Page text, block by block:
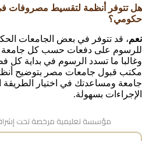
هل تتوفر أنظمة لتقسيط
حكومي؟
نعم، قد تتوفر في بعض الجامعات
للرسوم على دفعات حسب كل
وغالبا ما تسدد الرسوم في بداية كل
مكتب قبول جامعات مصر بتوضيح
جامعة ومساعدتك في اختيار الطريقة
الإجراءات بسهولة.
مؤسسة تعليمية مرخصة تحت